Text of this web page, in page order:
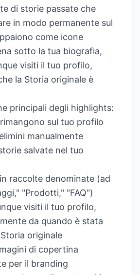
di storie passate che
in modo permanente sul
come icone
sotto la tua biografia,
visiti il tuo profilo,
la Storia originale è
principali degli highlights:
sul tuo profilo
manualmente
salvate nel tuo
raccolte denominate (ad
"Prodotti," "FAQ")
visiti il tuo profilo,
da quando è stata
originale
di copertina
per il branding